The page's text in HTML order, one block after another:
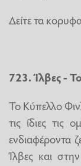
Δείτε τα
723. Ίλβες -
Το Κύπελλο
τις ίδιες
ενδιαφέροντα
Ίλβες και